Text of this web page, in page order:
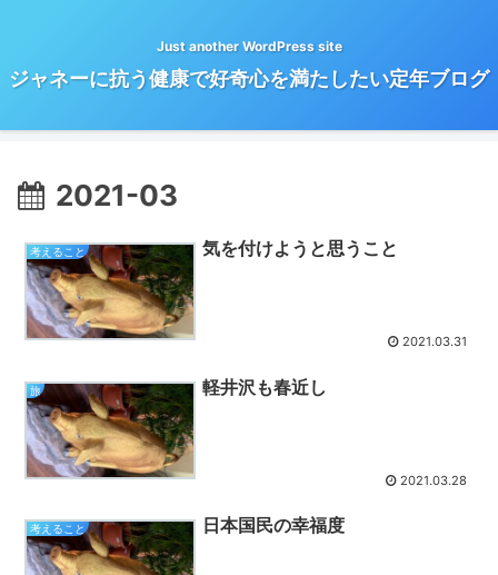
Just another WordPress site
ジャネーに抗う健康で好奇心を満たしたい定年ブログ
2021-03
考えること 気を付けようと思うこと
2021.03.31
旅 軽井沢も春近し
2021.03.28
考えること 日本国民の幸福度